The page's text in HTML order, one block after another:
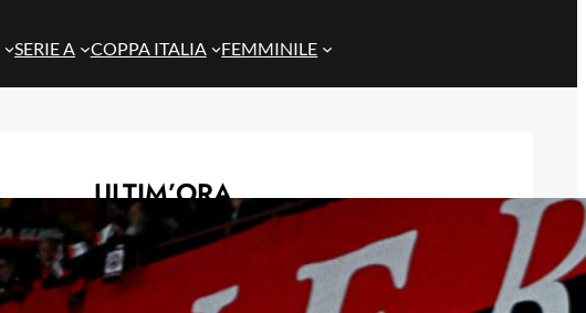
SERIE A COPPA ITALIA FEMMINILE
ULTIM’ORA
Genoa, l’ex van ’t Schip riparte dalla
Nazionale: è il nuovo ct del
Kazakistan